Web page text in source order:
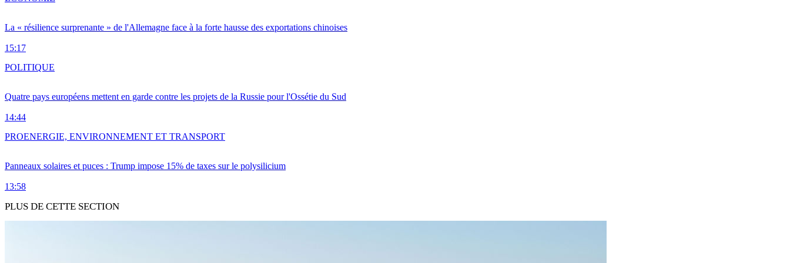
La « résilience surprenante » de l'Allemagne face à la forte hausse des exportations chinoises
15:17
Quatre pays européens mettent en garde contre les projets de la Russie pour l'Ossétie du Sud
14:44
POLITIQUE
Panneaux solaires et puces : Trump impose 15% de taxes sur le polysilicium
13:58
PROENERGIE, ENVIRONNEMENT ET TRANSPORT
PLUS DE CETTE SECTION